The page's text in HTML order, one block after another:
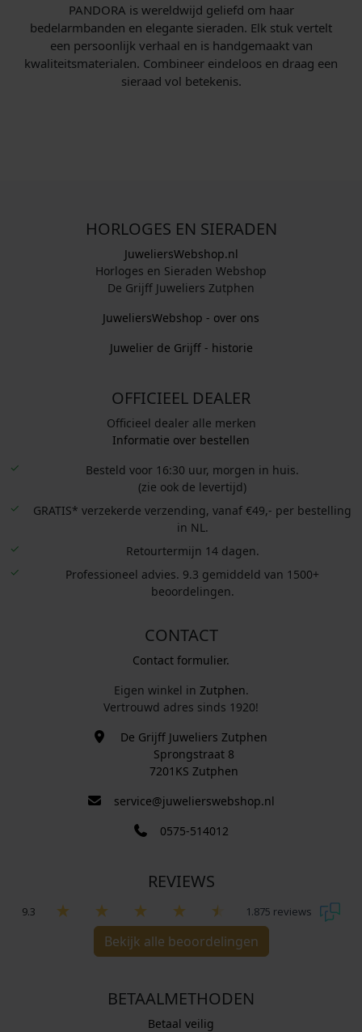
PANDORA is wereldwijd geliefd om haar
bedelarmbanden en elegante sieraden. Elk stuk vertelt
een persoonlijk verhaal en is handgemaakt van
kwaliteitsmaterialen. Combineer eindeloos en draag een
sieraad vol betekenis.
HORLOGES EN SIERADEN
JuweliersWebshop.nl
Horloges en Sieraden Webshop
De Grijff Juweliers Zutphen
JuweliersWebshop - over ons
Juwelier de Grijff - historie
OFFICIEEL DEALER
Officieel dealer alle merken
Informatie over bestellen
Besteld voor 16:30 uur, morgen in huis.
(zie ook de levertijd)
GRATIS* verzekerde verzending, vanaf €49,- per bestelling
in NL.
Retourtermijn 14 dagen.
Professioneel advies. 9.3 gemiddeld van 1500+
beoordelingen.
CONTACT
Contact formulier.
Eigen winkel in Zutphen.
Vertrouwd adres sinds 1920!
De Grijff Juweliers Zutphen
Sprongstraat 8
7201KS Zutphen
service@juwelierswebshop.nl
0575-514012
REVIEWS
9.3 1.875 reviews
Bekijk alle beoordelingen
BETAALMETHODEN
Betaal veilig